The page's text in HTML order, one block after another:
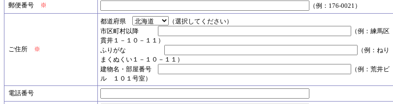
郵便番号 ※ （例：176-0021）
ご住所 ※
都道府県
（選択してください）
市区町村以降
（例：練馬区
貫井１－１０－１１）
ふりがな
（例：ねり
まくぬくい１－１０－１１）
建物名・部屋番号
（例：荒井ビ
ル １０１号室）
電話番号